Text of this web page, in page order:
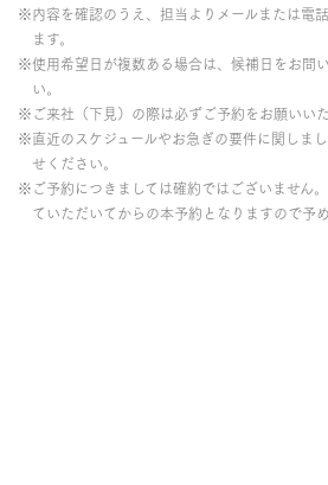
※内容を確認のうえ、担当よりメールまたは電
ます。
※使用希望日が複数ある場合は、候補日をお問
い。
※ご来社（下見）の際は必ずご予約をお願いいた
※直近のスケジュールやお急ぎの要件に関しま
せください。
※ご予約につきましては確約ではございません
ていただいてからの本予約となりますので予